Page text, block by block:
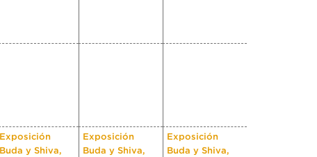
Exposición
Buda y Shiva,
Exposición
Buda y Shiva,
Exposición
Buda y Shiva,